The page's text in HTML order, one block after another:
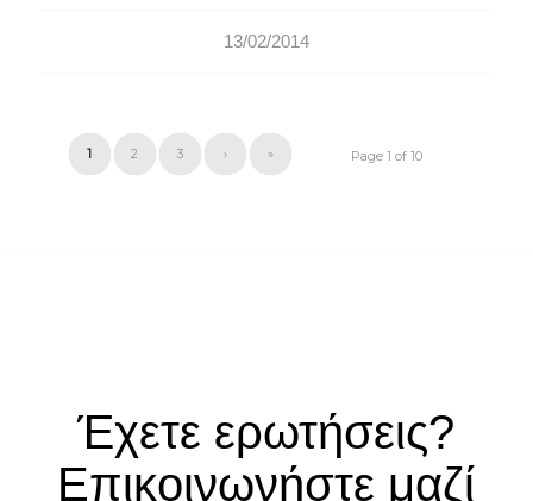
13/02/2014
Page 1 of 10
1 2 3 › »
Έχετε ερωτήσεις?
Επικοινωνήστε μαζί